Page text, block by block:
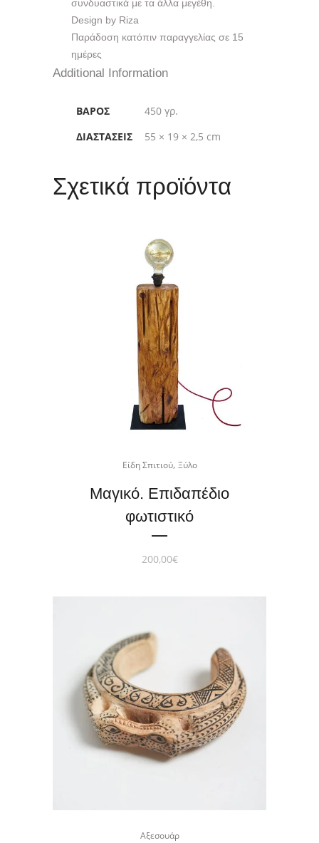
συνδυαστικά με τα άλλα μεγέθη.
Design by Riza
Παράδοση κατόπιν παραγγελίας σε 15
ημέρες
Additional Information
ΒΆΡΟΣ
450 γρ.
ΔΙΑΣΤΆΣΕΙΣ
55 × 19 × 2,5 cm
Σχετικά προϊόντα
Είδη Σπιτιού, Ξύλο
Μαγικό. Επιδαπέδιο
φωτιστικό
200,00€
Αξεσουάρ